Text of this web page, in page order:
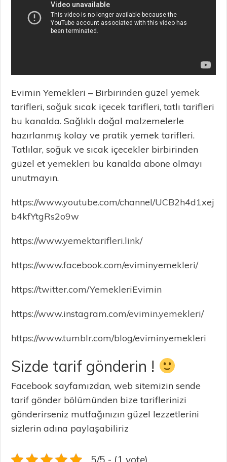
Evimin Yemekleri – Birbirinden güzel yemek
tarifleri, soğuk sıcak içecek tarifleri, tatlı tarifleri
bu kanalda. Sağlıklı doğal malzemelerle
hazırlanmış kolay ve pratik yemek tarifleri.
Tatlılar, soğuk ve sıcak içecekler birbirinden
güzel et yemekleri bu kanalda abone olmayı
unutmayın.
https://www.youtube.com/channel/UCB2h4d1xej
b4kfYtgRs2o9w
https://www.yemektarifleri.link/
https://www.facebook.com/eviminyemekleri/
https://twitter.com/YemekleriEvimin
https://www.instagram.com/evimin.yemekleri/
https://www.tumblr.com/blog/eviminyemekleri
Sizde tarif gönderin !
Facebook sayfamızdan, web sitemizin sende
tarif gönder bölümünden bize tariflerinizi
gönderirseniz mutfağınızın güzel lezzetlerini
sizlerin adına paylaşabiliriz
5/5 - (1 vote)